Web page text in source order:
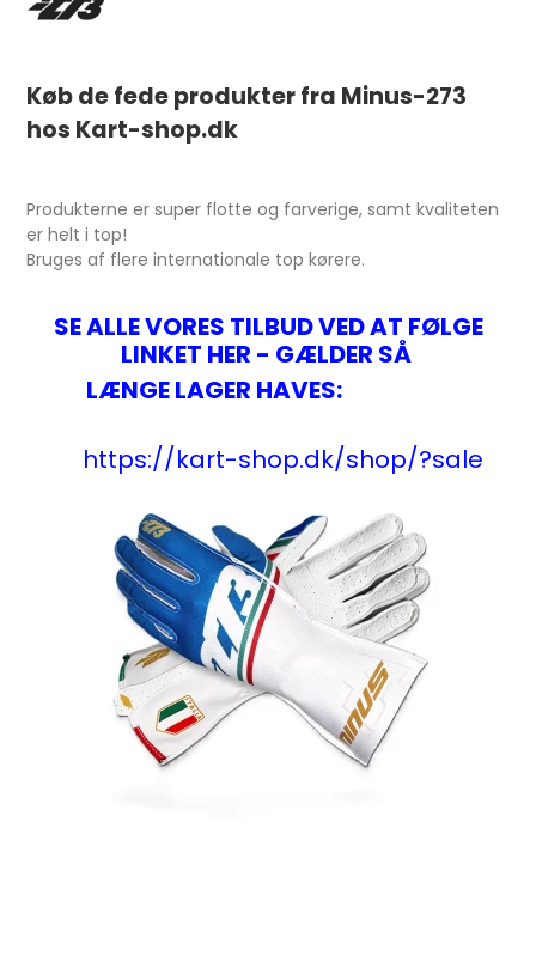
Køb de fede produkter fra Minus-273
hos Kart-shop.dk
Produkterne er super flotte og farverige, samt kvaliteten
er helt i top!
Bruges af flere internationale top kørere.
SE ALLE VORES TILBUD VED AT FØLGE
LINKET HER - GÆLDER SÅ
LÆNGE LAGER HAVES:
https://kart-shop.dk/shop/?sale